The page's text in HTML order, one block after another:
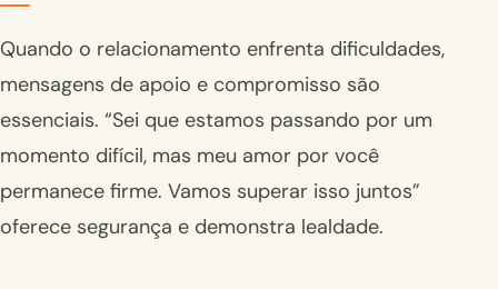
Quando o relacionamento enfrenta dificuldades,
mensagens de apoio e compromisso são
essenciais. “Sei que estamos passando por um
momento difícil, mas meu amor por você
permanece firme. Vamos superar isso juntos”
oferece segurança e demonstra lealdade.